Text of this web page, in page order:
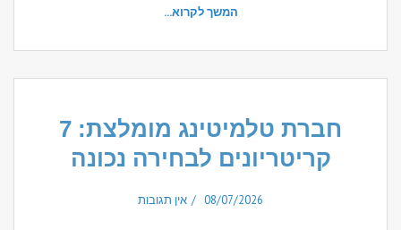
המשך לקרוא...
חברת טלמיטינג מומלצת: 7
קריטריונים לבחירה נכונה
08/07/2026 אין תגובות